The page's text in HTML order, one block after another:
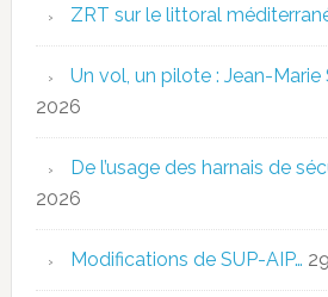
ZRT sur le littoral
Un vol, un pilote : Jean-Marie
2026
De l’usage des harnais de
2026
Modifications de SUP-AIP…